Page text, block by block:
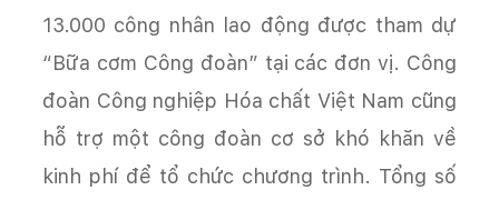
13.000 công nhân lao động được tham dự
“Bữa cơm Công đoàn” tại các đơn vị. Công
đoàn Công nghiệp Hóa chất Việt Nam cũng
hỗ trợ một công đoàn cơ sở khó khăn về
kinh phí để tổ chức chương trình. Tổng số